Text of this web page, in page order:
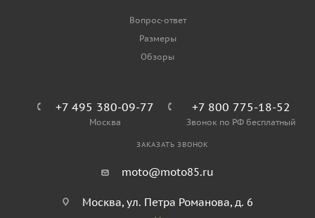
Вопрос-ответ
Размеры
Обзоры
+7 495 380-09-77
Москва
+7 800 775-18-52
Звонок по РФ бесплатный
ЗАКАЗАТЬ ЗВОНОК
moto@moto85.ru
Москва, ул. Петра Романова, д. 6